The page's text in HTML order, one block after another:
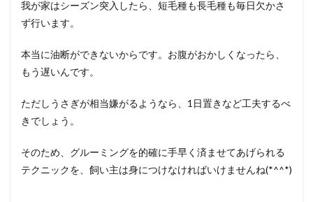
我が家はシーズン突入したら、短毛種も長毛種も毎日欠かさ
ず行います。
本当に油断ができないからです。お腹がおかしくなったら、
もう遅いんです。
ただしうさぎが相当嫌がるようなら、1日置きなど工夫するべ
きでしょう。
そのため、グルーミングを的確に手早く済ませてあげられる
テクニックを、飼い主は身につけなければいけませんね(*^^*)